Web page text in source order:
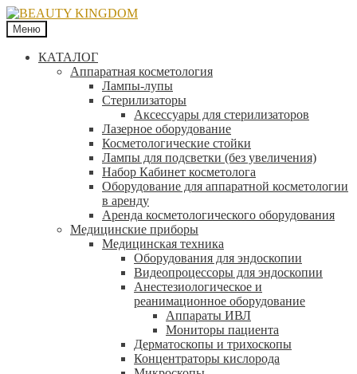
Меню
КАТАЛОГ
Аппаратная косметология
Лампы-лупы
Стерилизаторы
Аксессуары для стерилизаторов
Лазерное оборудование
Косметологические стойки
Лампы для подсветки (без увеличения)
Набор Кабинет косметолога
Оборудование для аппаратной косметологии
в аренду
Аренда косметологического оборудования
Медицинские приборы
Медицинская техника
Оборудования для эндоскопии
Видеопроцессоры для эндоскопии
Анестезиологическое и
реанимационное оборудование
Аппараты ИВЛ
Мониторы пациента
Дерматоскопы и трихоскопы
Концентраторы кислорода